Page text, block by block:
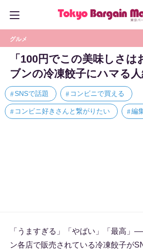
グルメ
「100円でこの美味しさは
ブンの冷凍餃子にハマる
SNSで話題 コンビニで買える
コンビニ好きさんと繋がりたい 編
「うますぎる」「やばい」「最高」
ン各店で販売されている冷凍餃子が